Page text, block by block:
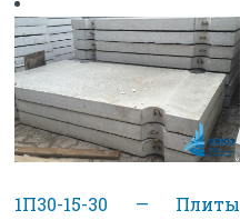
1П30-15-30 — Плиты